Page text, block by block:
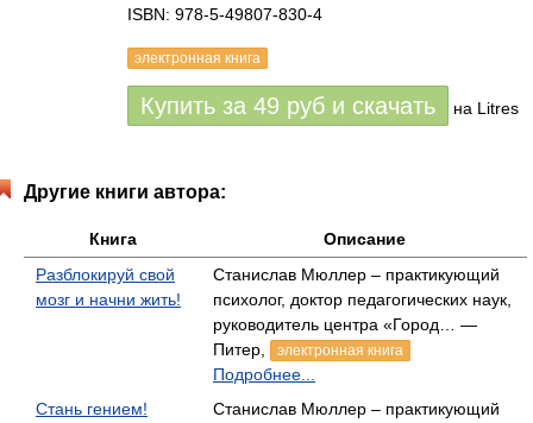
ISBN: 978-5-49807-830-4
электронная книга
Купить за 49 руб и скачать на Litres
Другие книги автора:
Книга
Описание
Разблокируй свой
мозг и начни жить!
Станислав Мюллер – практикующий
психолог, доктор педагогических наук,
руководитель центра «Город… —
Питер,
электронная книга
Подробнее...
Стань гением!
Станислав Мюллер – практикующий